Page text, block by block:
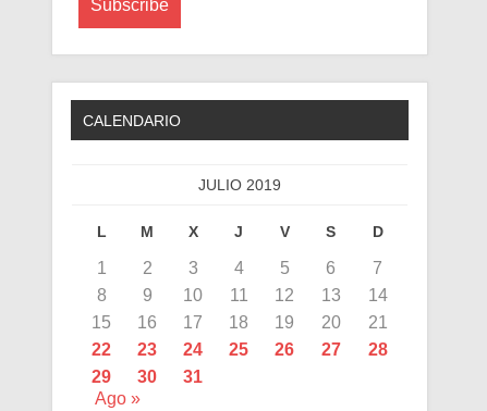
CALENDARIO
JULIO 2019
L M X J V S D
1 2 3 4 5 6
7
8
9 10 11 12 13
14
15
16 17 18 19 20
21
22
23 24 25 26 27
28
29
30
31
Ago »